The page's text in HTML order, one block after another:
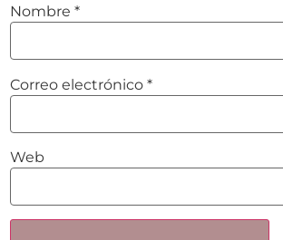
Nombre *
Correo electrónico *
Web